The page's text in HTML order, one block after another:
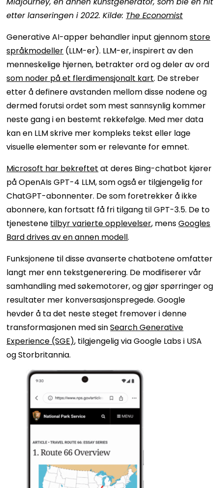
etter lanseringen i 2022. Kilde: The Economist
Generative AI-apper behandler input gjennomstore
språkmodeller (LLM-er). LLM-er, inspirert av den
menneskelige hjernen, betrakter ord og deler av ord
som noder på et flerdimensjonalt kart. De streber
etter å definere avstanden mellom disse nodene og
dermed forutsi ordet som mest sannsynlig kommer
neste gang i en bestemt rekkefølge. Med mer data
kan en LLM skrive mer kompleks tekst eller lage
visuelle elementer som er relevante for emnet.
Microsoft har bekreftet at deres Bing-chatbot kjører
på OpenAIs GPT-4 LLM, som også er tilgjengelig for
ChatGPT-abonnenter. De som foretrekker å ikke
abonnere, kan fortsatt få fri tilgang til GPT-3.5. De to
tjenestene tilbyr varierte opplevelser, mensGoogles
Bard drives av en annen modell.
Funksjonene til disse avanserte chatbotene omfatter
langt mer enn tekstgenerering. De modifiserer vår
samhandling med søkemotorer, og gjør spørringer og
resultater mer konversasjonspregede. Google
hevder å ta det neste steget fremover i denne
transformasjonen med sinSearch Generative
Experience (SGE), tilgjengelig via Google Labs i USA
og Storbritannia.